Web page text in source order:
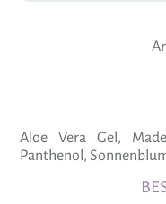
Aloe Vera Gel,
Panthenol,